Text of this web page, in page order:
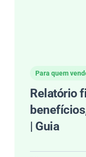
Para quem
Relatório
| Guia